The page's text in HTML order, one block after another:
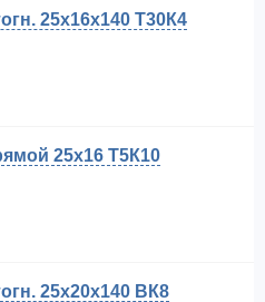
25х16х140 Т30К4
25х16 Т5К10
25х20х140 ВК8